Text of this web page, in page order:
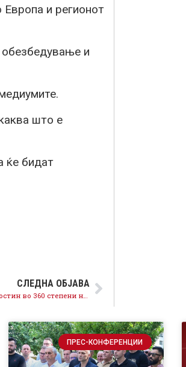
Европа и регионот
обезбедување и
штo е
ќе бидат
СЛЕДНА ОБЈАВА
Заменик министерот Наумов гостин во 360 степени на Алсат-М ТВ
ПРЕС-КОНФЕРЕНЦИИ